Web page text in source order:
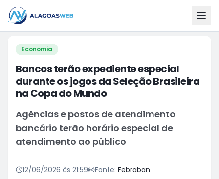
Economia
Bancos terão expediente especial
durante os jogos da Seleção Brasileira
na Copa do Mundo
Agências e postos de atendimento
bancário terão horário especial de
atendimento ao público
12/06/2026 às 21:59 Fonte: Febraban